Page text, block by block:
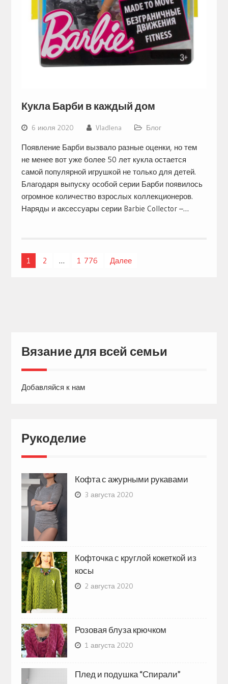
Кукла Барби в каждый дом
6 июля 2020 Vladlena Блог
Появление Барби вызвало разные оценки, но тем
не менее вот уже более 50 лет кукла остается
самой популярной игрушкой не только для детей.
Благодаря выпуску особой серии Барби появилось
огромное количество взрослых коллекционеров.
Наряды и аксессуары серии Barbie Collector –…
Навигация
1 2 … 1 776 Далее
Вязание для всей семьи
Добавляйся к нам
Рукоделие
Кофта с ажурными рукавами
3 августа 2020
Кофточка с круглой кокеткой из
косы
2 августа 2020
Розовая блуза крючком
1 августа 2020
Плед и подушка “Спирали”